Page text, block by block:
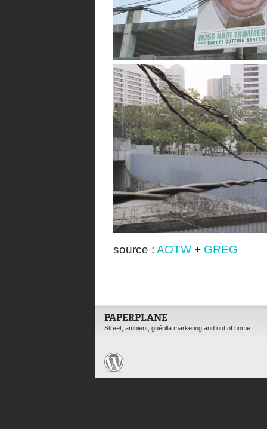
source : AOTW + GREG
PAPERPLANE
Street, ambient, guérilla marketing and out of home